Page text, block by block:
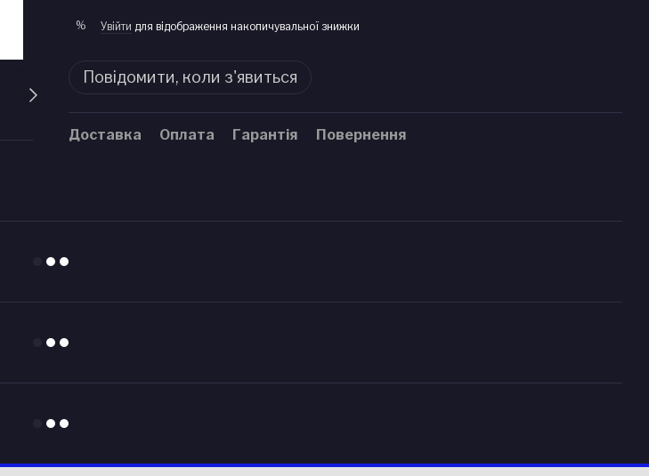
% Увійти для відображення накопичувальної знижки
Повідомити, коли з'явиться
Доставка Оплата Гарантія Повернення